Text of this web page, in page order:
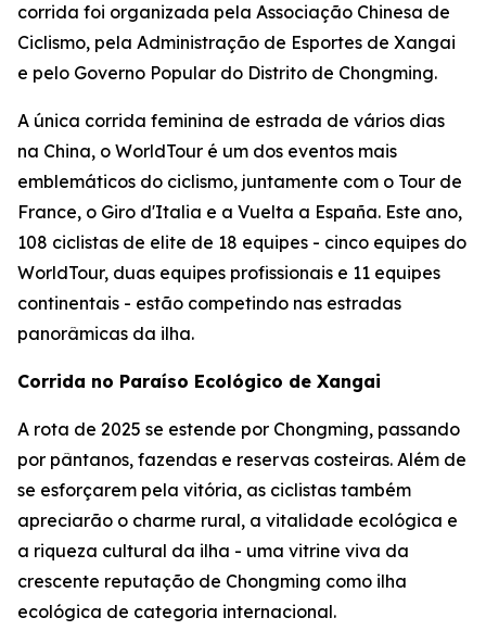
corrida foi organizada pela Associação Chinesa de
Ciclismo, pela Administração de Esportes de Xangai
e pelo Governo Popular do Distrito de Chongming.
A única corrida feminina de estrada de vários dias
na China, o WorldTour é um dos eventos mais
emblemáticos do ciclismo, juntamente com o Tour de
France, o Giro d'Italia e a Vuelta a España. Este ano,
108 ciclistas de elite de 18 equipes - cinco equipes do
WorldTour, duas equipes profissionais e 11 equipes
continentais - estão competindo nas estradas
panorâmicas da ilha.
Corrida no Paraíso Ecológico de Xangai
A rota de 2025 se estende por Chongming, passando
por pântanos, fazendas e reservas costeiras. Além de
se esforçarem pela vitória, as ciclistas também
apreciarão o charme rural, a vitalidade ecológica e
a riqueza cultural da ilha - uma vitrine viva da
crescente reputação de Chongming como ilha
ecológica de categoria internacional.